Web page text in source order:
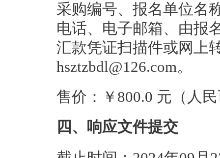
采购编号、报名单位名
电话、电子邮箱、由报
汇款凭证扫描件或网上
hsztzbdl@126.com。
售价：￥800.0 元（人
四、响应文件提交